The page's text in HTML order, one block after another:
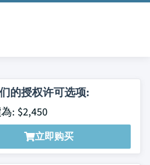
的授权许可选项:
: $2,450
立即购买